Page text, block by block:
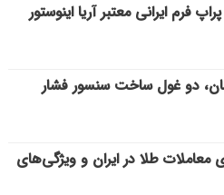
فرم ایرانی معتبر آریا اینوستور
دو غول ساخت سنسور فشار
معاملات طلا در ایران و ویژگی‌های